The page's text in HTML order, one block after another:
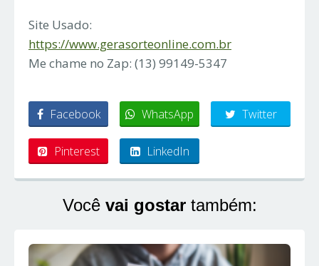
Site Usado:
https://www.gerasorteonline.com.br
Me chame no Zap: (13) 99149-5347
Facebook WhatsApp Twitter
Pinterest LinkedIn
Você vai gostartambém: